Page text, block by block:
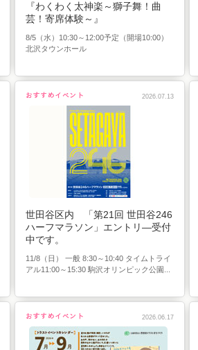
『わくわく太神楽～獅子舞！曲
芸！寄席体験～』
8/5（水）10:30～12:00予定（開場10:00）
北沢タウンホール
2026.07.13
世田谷区内 「第21回 世田谷246
ハーフマラソン」エントリ―受付
中です。
11/8（日） 一般 8:30～10:40 タイムトライ
アル11:00～15:30 駒沢オリンピック公園...
2026.06.17